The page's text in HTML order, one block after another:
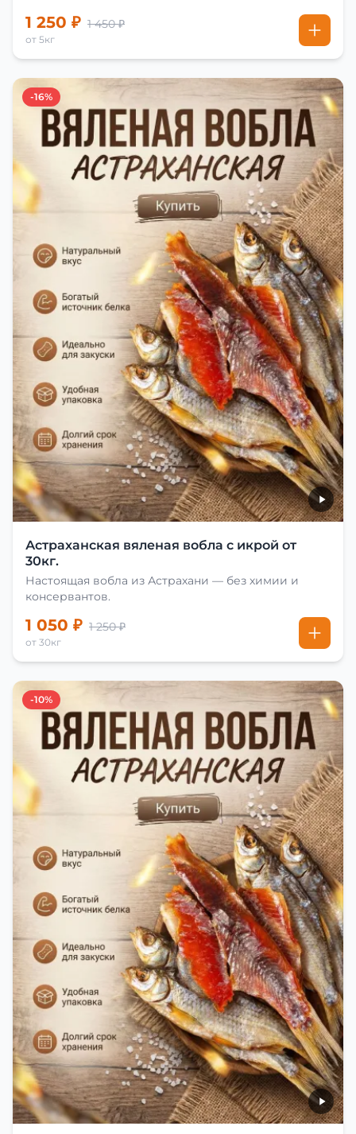
1 250 ₽ 1 450 ₽
от 5кг
-16%
Астраханская вяленая вобла с икрой от
30кг.
Настоящая вобла из Астрахани — без химии и
консервантов.
1 050 ₽ 1 250 ₽
от 30кг
-10%